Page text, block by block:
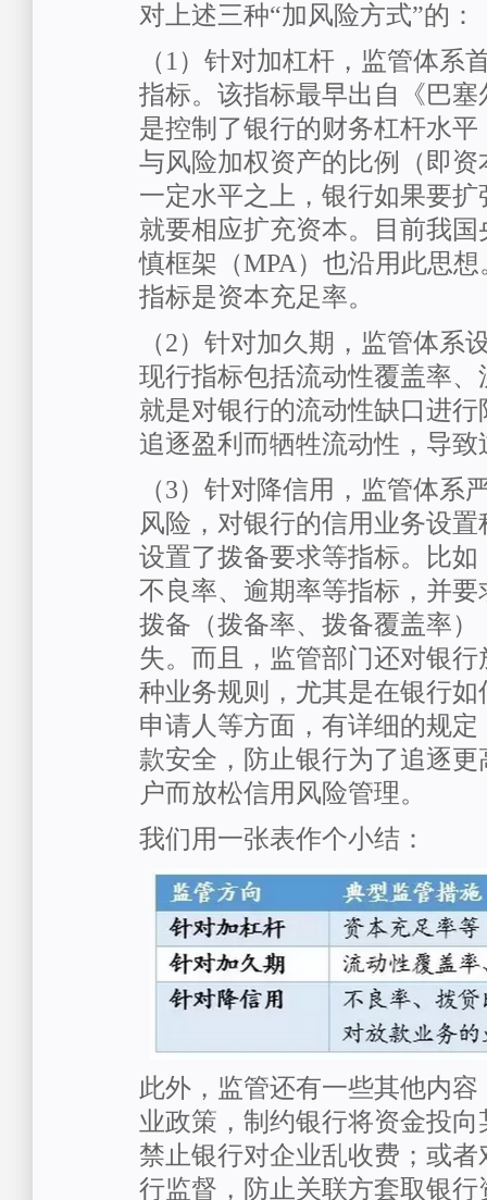
对上述三种“加风险方式”的：
（1）针对加杠杆，监管体系
指标。该指标最早出自《巴
是控制了银行的财务杠杆水
与风险加权资产的比例（即
一定水平之上，银行如果要
就要相应扩充资本。目前我
慎框架（MPA）也沿用此思
指标是资本充足率。
（2）针对加久期，监管体系
现行指标包括流动性覆盖率
就是对银行的流动性缺口进
追逐盈利而牺牲流动性，导致
（3）针对降信用，监管体系
风险，对银行的信用业务设
设置了拨备要求等指标。比
不良率、逾期率等指标，并
拨备（拨备率、拨备覆盖率
失。而且，监管部门还对银
种业务规则，尤其是在银行
申请人等方面，有详细的规
款安全，防止银行为了追逐
户而放松信用风险管理。
我们用一张表作个小结：
此外，监管还有一些其他内
业政策，制约银行将资金投
禁止银行对企业乱收费；或
行监督，防止关联方套取银